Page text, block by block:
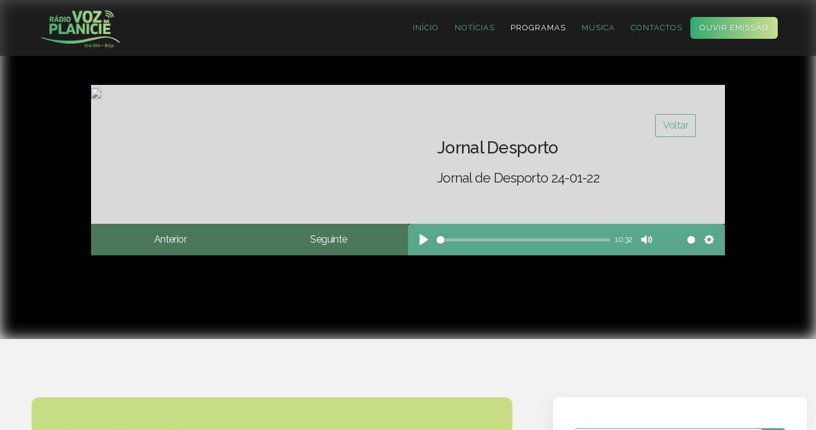
INÍCIO NOTÍCIAS PROGRAMAS MÚSICA CONTACTOS OUVIR EMISSÃO
Voltar
Jornal Desporto
Jornal de Desporto 24-01-22
Anterior Seguinte
Play
10:32
Mute Settings